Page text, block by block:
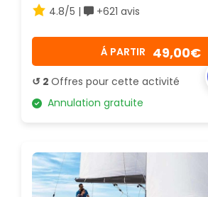
4.8/5 |
+621 avis
Á PARTIR 49,00€
↺ 2 Offres pour cette activité
Annulation gratuite